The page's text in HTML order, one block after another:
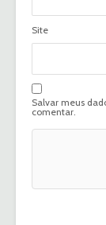
Site
Salvar meus
comentar.